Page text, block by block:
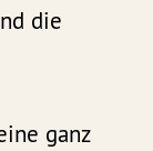
die
ganz